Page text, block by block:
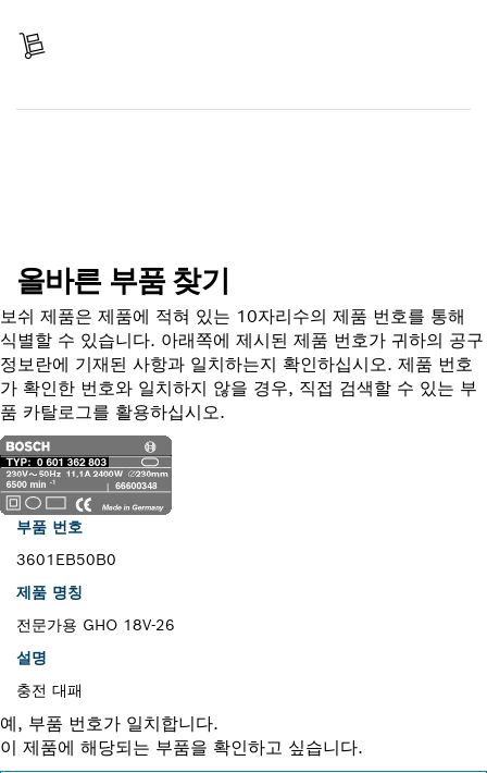
올바른 부품 찾기
보쉬 제품은 제품에 적혀 있는 10자리수의 제품 번호를 통해
식별할 수 있습니다. 아래쪽에 제시된 제품 번호가 귀하의 공구
정보란에 기재된 사항과 일치하는지 확인하십시오. 제품 번호
가 확인한 번호와 일치하지 않을 경우, 직접 검색할 수 있는 부
품 카탈로그를 활용하십시오.
부품 번호
3601EB50B0
제품 명칭
전문가용 GHO 18V-26
설명
충전 대패
예, 부품 번호가 일치합니다.
이 제품에 해당되는 부품을 확인하고 싶습니다.